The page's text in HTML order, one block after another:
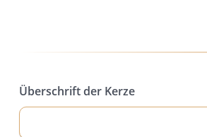
Überschrift der Kerze